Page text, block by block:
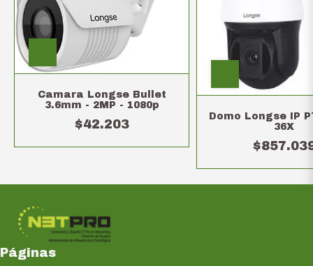
Camara Longse Bullet
3.6mm - 2MP - 1080p
$42.203
Domo Longse IP
36X
Páginas